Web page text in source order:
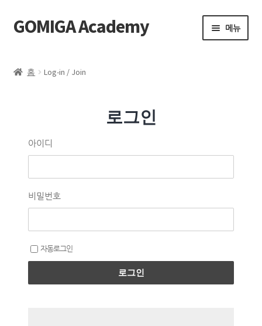
GOMIGA Academy 메뉴
에스테틱
제품 구매
로그인
홈 Log-in / Join
로그인
아이디
비밀번호
자동로그인
로그인